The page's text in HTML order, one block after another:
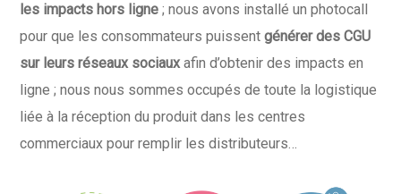
les impacts hors ligne ; nous avons installé un photocall
pour que les consommateurs puissentgénérer des CGU
sur leurs réseaux sociauxafin d’obtenir des impacts en
ligne ; nous nous sommes occupés de toute la logistique
liée à la réception du produit dans les centres
commerciaux pour remplir les distributeurs…